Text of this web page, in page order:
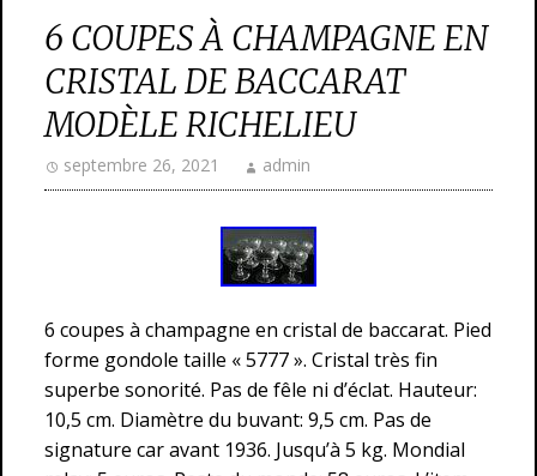
6 COUPES À CHAMPAGNE EN
CRISTAL DE BACCARAT
MODÈLE RICHELIEU
septembre 26, 2021 admin
6 coupes à champagne en cristal de baccarat. Pied
forme gondole taille « 5777 ». Cristal très fin
superbe sonorité. Pas de fêle ni d’éclat. Hauteur:
10,5 cm. Diamètre du buvant: 9,5 cm. Pas de
signature car avant 1936. Jusqu’à 5 kg. Mondial